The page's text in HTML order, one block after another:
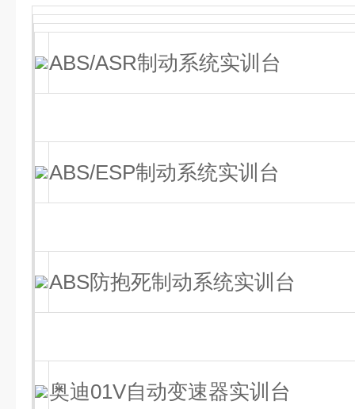
ABS/ASR制动系统实训台
ABS/ESP制动系统实训台
ABS防抱死制动系统实训台
奥迪01V自动变速器实训台